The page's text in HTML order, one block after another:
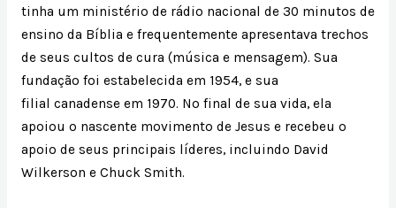
tinha um ministério de rádio nacional de 30 minutos de
ensino da Bíblia e frequentemente apresentava trechos
de seus cultos de cura (música e mensagem). Sua
fundação foi estabelecida em 1954, e sua
filial canadense em 1970. No final de sua vida, ela
apoiou o nascente movimento de Jesus e recebeu o
apoio de seus principais líderes, incluindo David
Wilkerson e Chuck Smith.